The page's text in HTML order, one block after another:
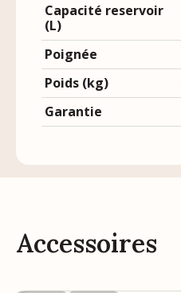
Capacité reservoir
(L)
Poignée
Poids (kg)
Garantie
Accessoires